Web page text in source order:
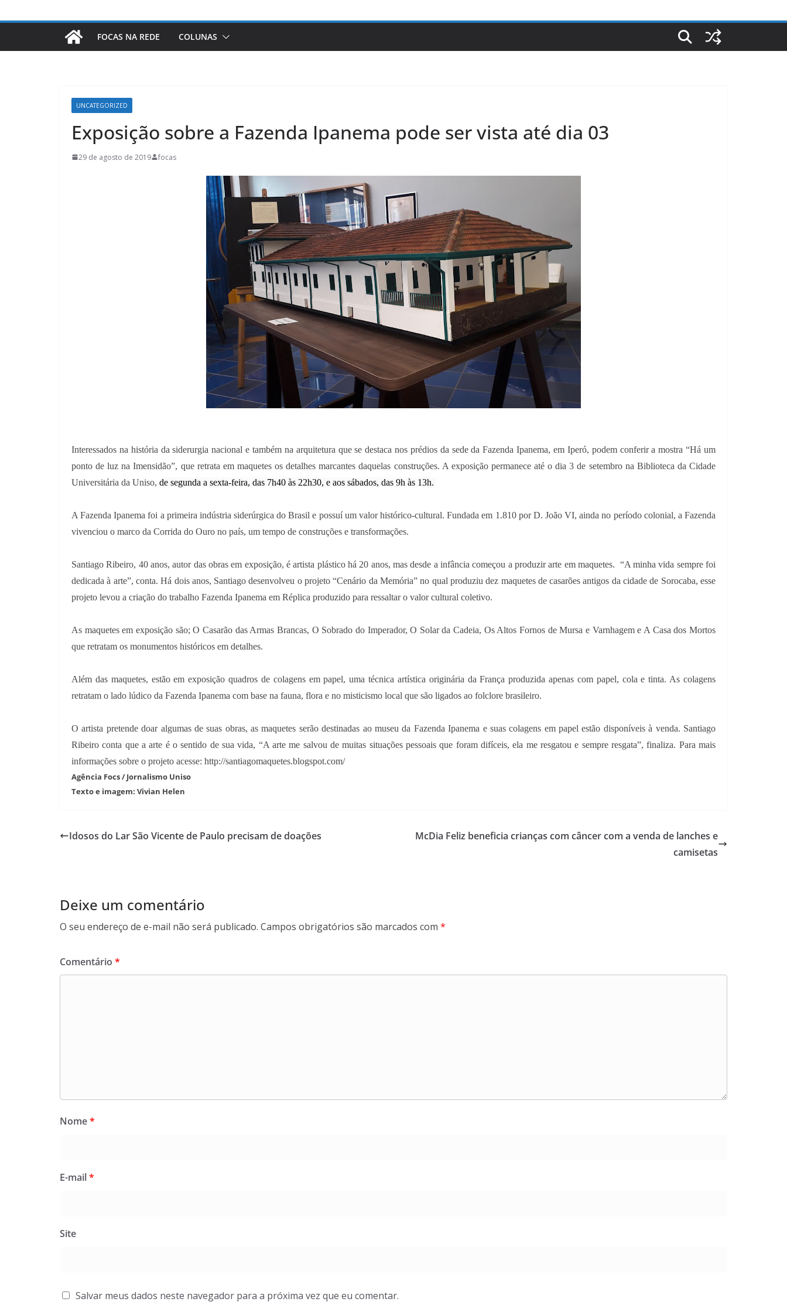
FOCAS NA REDE COLUNAS
UNCATEGORIZED
Exposição sobre a Fazenda Ipanema pode ser vista até dia 03
29 de agosto de 2019 focas
Interessados na história da siderurgia nacional e também na arquitetura que se destaca nos prédios da sede da Fazenda Ipanema, em Iperó, podem conferir a mostra “Há um
ponto de luz na Imensidão”, que retrata em maquetes os detalhes marcantes daquelas construções. A exposição permanece até o dia 3 de setembro na Biblioteca da Cidade
Universitária da Uniso, de segunda a sexta-feira, das 7h40 às 22h30, e aos sábados, das 9h às 13h.
A Fazenda Ipanema foi a primeira indústria siderúrgica do Brasil e possuí um valor histórico-cultural. Fundada em 1.810 por D. João VI, ainda no período colonial, a Fazenda
vivenciou o marco da Corrida do Ouro no país, um tempo de construções e transformações.
Santiago Ribeiro, 40 anos, autor das obras em exposição, é artista plástico há 20 anos, mas desde a infância começou a produzir arte em maquetes. “A minha vida sempre foi
dedicada à arte”, conta. Há dois anos, Santiago desenvolveu o projeto “Cenário da Memória” no qual produziu dez maquetes de casarões antigos da cidade de Sorocaba, esse
projeto levou a criação do trabalho Fazenda Ipanema em Réplica produzido para ressaltar o valor cultural coletivo.
As maquetes em exposição são; O Casarão das Armas Brancas, O Sobrado do Imperador, O Solar da Cadeia, Os Altos Fornos de Mursa e Varnhagem e A Casa dos Mortos
que retratam os monumentos históricos em detalhes.
Além das maquetes, estão em exposição quadros de colagens em papel, uma técnica artística originária da França produzida apenas com papel, cola e tinta. As colagens
retratam o lado lúdico da Fazenda Ipanema com base na fauna, flora e no misticismo local que são ligados ao folclore brasileiro.
O artista pretende doar algumas de suas obras, as maquetes serão destinadas ao museu da Fazenda Ipanema e suas colagens em papel estão disponíveis à venda. Santiago
Ribeiro conta que a arte é o sentido de sua vida, “A arte me salvou de muitas situações pessoais que foram difíceis, ela me resgatou e sempre resgata”, finaliza. Para mais
informações sobre o projeto acesse: http://santiagomaquetes.blogspot.com/
Agência Focs / Jornalismo Uniso
Texto e imagem: Vivian Helen
Idosos do Lar São Vicente de Paulo precisam de doações
McDia Feliz beneficia crianças com câncer com a venda de lanches e
camisetas
Deixe um comentário
O seu endereço de e-mail não será publicado. Campos obrigatórios são marcados com *
Comentário *
Nome*
E-mail*
Site
Salvar meus dados neste navegador para a próxima vez que eu comentar.